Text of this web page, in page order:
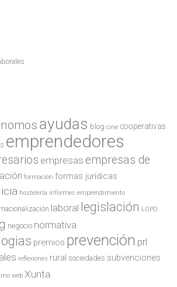
ayudas blog cine cooperativas
emprendedores
empresas empresas de
formación formas jurídicas
hostelería informes emprendimiento
laboral legislación LOPD
negocio normativa
premios prevención prl
reflexiones rural sociedades subvenciones
web Xunta